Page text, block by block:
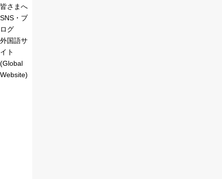
皆さまへ
SNS・ブ
ログ
外国語サ
イト
(Global
Website)